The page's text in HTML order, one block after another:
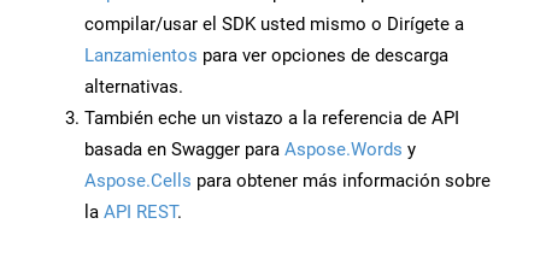
compilar/usar el SDK usted mismo o Dirígete a
Lanzamientos para ver opciones de descarga
alternativas.
También eche un vistazo a la referencia de API
basada en Swagger para Aspose.Words y
Aspose.Cells para obtener más información sobre
la API REST.